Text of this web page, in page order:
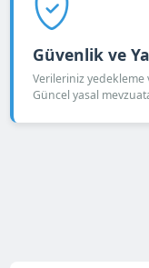
Güvenlik ve
Verileriniz
Güncel yasal